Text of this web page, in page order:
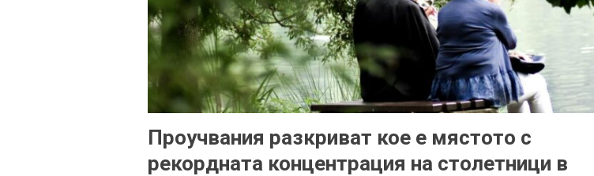
Проучвания разкриват кое е мястото с
рекордната концентрация на столетници в